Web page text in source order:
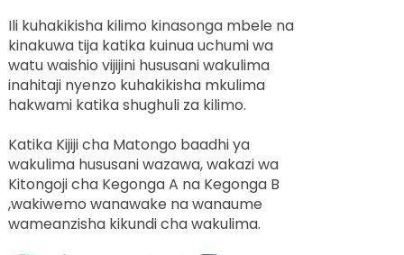
Ili kuhakikisha kilimo kinasonga mbele na
kinakuwa tija katika kuinua uchumi wa
watu waishio vijijini hususani wakulima
inahitaji nyenzo kuhakikisha mkulima
hakwami katika shughuli za kilimo.
Katika Kijiji cha Matongo baadhi ya
wakulima hususani wazawa, wakazi wa
Kitongoji cha Kegonga A na Kegonga B
,wakiwemo wanawake na wanaume
wameanzisha kikundi cha wakulima.